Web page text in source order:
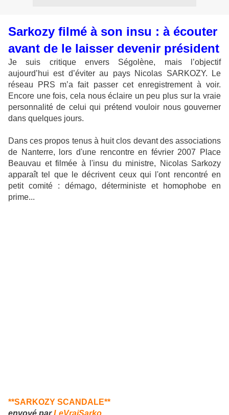
Sarkozy filmé à son insu : à écouter
avant de le laisser devenir président
Je suis critique envers Ségolène, mais l’objectif
aujourd’hui est d’éviter au pays Nicolas SARKOZY. Le
réseau PRS m’a fait passer cet enregistrement à voir.
Encore une fois, cela nous éclaire un peu plus sur la vraie
personnalité de celui qui prétend vouloir nous gouverner
dans quelques jours.
Dans ces propos tenus à huit clos devant des associations
de Nanterre, lors d'une rencontre en février 2007 Place
Beauvau et filmée à l'insu du ministre, Nicolas Sarkozy
apparaît tel que le décrivent ceux qui l'ont rencontré en
petit comité : démago, déterministe et homophobe en
prime...
**SARKOZY SCANDALE**
envoyé parLeVraiSarko